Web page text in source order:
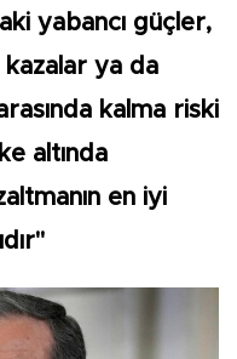
yabancı güçler,
kazalar ya da
kalma riski
altında
en iyi